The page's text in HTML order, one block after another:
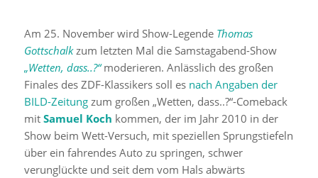
Am 25. November wird Show-Legende Thomas
Gottschalkzum letzten Mal die Samstagabend-Show
„Wetten, dass..?“moderieren. Anlässlich des großen
Finales des ZDF-Klassikers soll es nach Angaben der
BILD-Zeitungzum großen „Wetten, dass..?“-Comeback
mit Samuel Koch kommen, der im Jahr 2010 in der
Show beim Wett-Versuch, mit speziellen Sprungstiefeln
über ein fahrendes Auto zu springen, schwer
verunglückte und seit dem vom Hals abwärts